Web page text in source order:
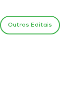
Outros Editais